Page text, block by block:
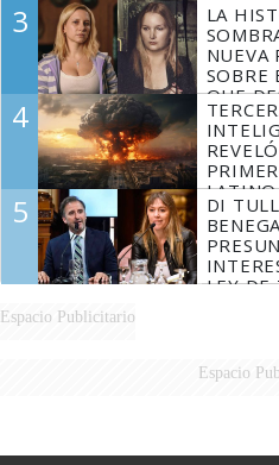
3
LA
NUEVA
SOBRE
QUE
4
5
DI
LEY DE
Espacio Publicitario
Espacio